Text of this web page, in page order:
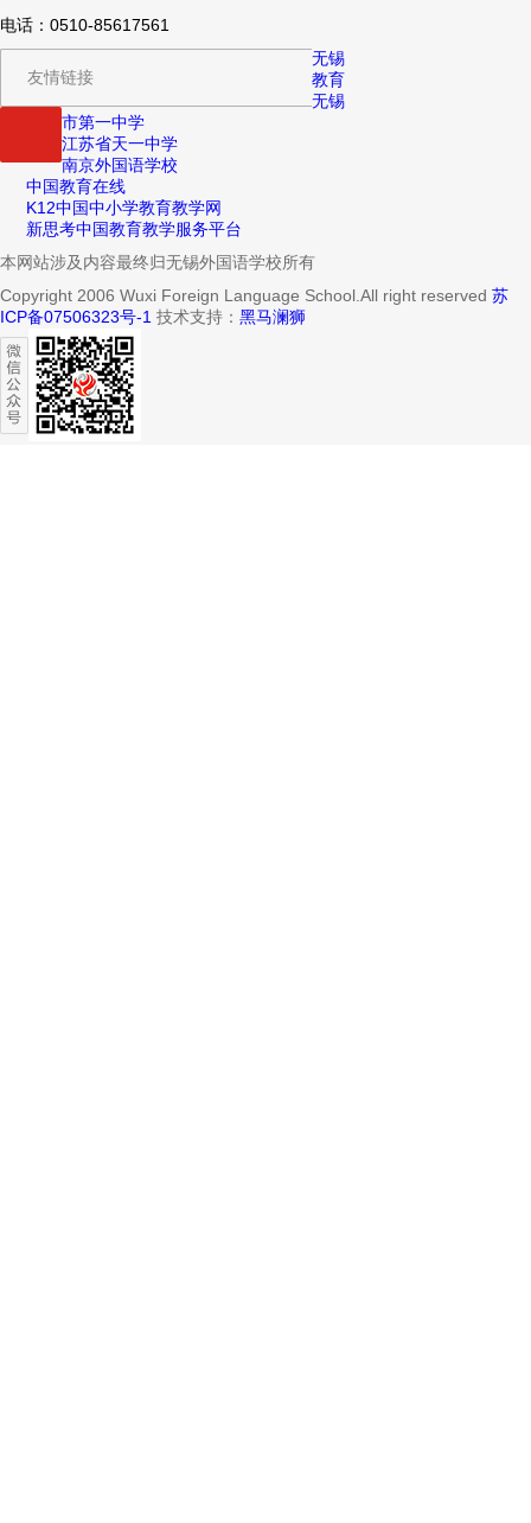
电话：0510-85617561
友情链接
无锡
教育
无锡
市第一中学
江苏省天一中学
南京外国语学校
中国教育在线
K12中国中小学教育教学网
新思考中国教育教学服务平台
本网站涉及内容最终归无锡外国语学校所有
Copyright 2006 Wuxi Foreign Language School.All right reserved 苏
ICP备07506323号-1 技术支持： 黑马澜狮